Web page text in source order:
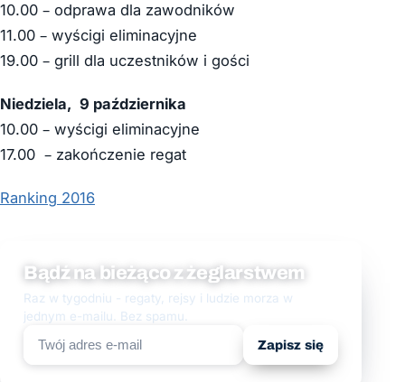
10.00 – odprawa dla zawodników
11.00 – wyścigi eliminacyjne
19.00 – grill dla uczestników i gości
Niedziela, 9 października
10.00 – wyścigi eliminacyjne
17.00 – zakończenie regat
Ranking 2016
Bądź na bieżąco z żeglarstwem
Raz w tygodniu - regaty, rejsy i ludzie morza w
jednym e-mailu. Bez spamu.
Zapisz się